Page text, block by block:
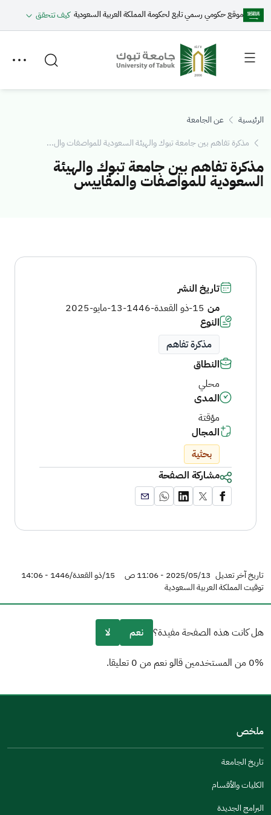
موقع حكومي رسمي تابع لحكومة المملكة العربية السعودية كيف تتحقق
Toggle
menu
Toggle
menu
الرئيسية
عن الجامعة
مذكرة تفاهم بين جامعة تبوك والهيئة السعودية للمواصفات وال...
مذكرة تفاهم بين جامعة تبوك والهيئة
السعودية للمواصفات والمقاييس
تاريخ النشر
من 15-ذو القعدة-1446 -13-مايو-2025
النوع
مذكرة تفاهم
النطاق
محلي
المدى
مؤقتة
المجال
بحثية
مشاركة الصفحة
تاريخ آخر تعديل 2025/05/13 - 11:06 ص
15/ذو القعدة/1446 - 14:06
توقيت المملكة العربية السعودية
هل كانت هذه الصفحة مفيدة؟ نعم لا
0% من المستخدمين قالو نعم من 0 تعليقا.
مكتوبة بشكل جيد
الإجابات كانت مرتبطة
تصميمه يجعله سهل القراءة
أخرى
ملخص
تاريخ الجامعة
الكليات والأقسام
البرامج الجديدة